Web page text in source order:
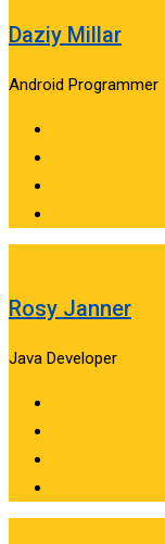
Daziy Millar
Android Programmer
Rosy Janner
Java Developer